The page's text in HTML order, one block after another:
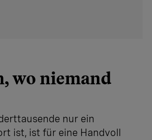
wo niemand
nur ein
ist, ist für eine Handvoll